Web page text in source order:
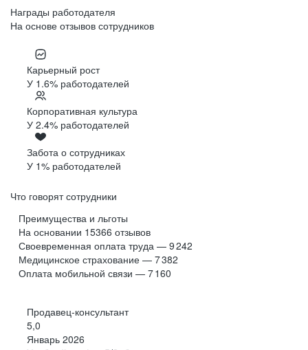
Награды работодателя
На основе отзывов сотрудников
Карьерный рост
У 1.6% работодателей
Корпоративная культура
У 2.4% работодателей
Забота о сотрудниках
У 1% работодателей
Что говорят сотрудники
Преимущества и льготы
На основании 15366 отзывов
Своевременная оплата труда — 9 242
Медицинское страхование — 7 382
Оплата мобильной связи — 7 160
Продавец-консультант
5,0
Январь 2026